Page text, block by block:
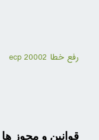
رفع خطا ecp 20002
قوانین و مجوز ها